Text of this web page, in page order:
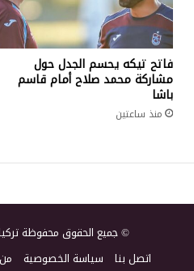
فاتح تيكه يحسم الجدل حول
مشاركة محمد صلاح أمام قاسم
باشا
منذ ساعتين
© جميع الحقوق محفوظة تركيا
اتصل بنا سياسة الخصوصية